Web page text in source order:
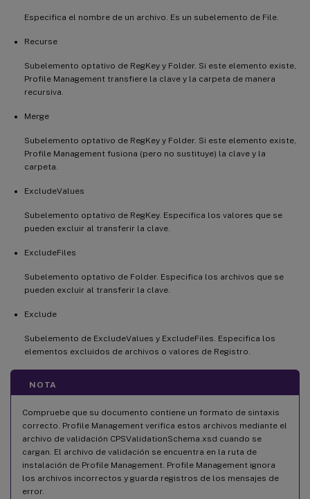
Especifica el nombre de un archivo. Es un subelemento de File.
Recurse
Subelemento optativo de RegKey y Folder. Si este elemento existe,
Profile Management transfiere la clave y la carpeta de manera
recursiva.
Merge
Subelemento optativo de RegKey y Folder. Si este elemento existe,
Profile Management fusiona (pero no sustituye) la clave y la
carpeta.
ExcludeValues
Subelemento optativo de RegKey. Especifica los valores que se
pueden excluir al transferir la clave.
ExcludeFiles
Subelemento optativo de Folder. Especifica los archivos que se
pueden excluir al transferir la clave.
Exclude
Subelemento de ExcludeValues y ExcludeFiles. Especifica los
elementos excluidos de archivos o valores de Registro.
NOTA
Compruebe que su documento contiene un formato de sintaxis
correcto. Profile Management verifica estos archivos mediante el
archivo de validación CPSValidationSchema.xsd cuando se
cargan. El archivo de validación se encuentra en la ruta de
instalación de Profile Management. Profile Management ignora
los archivos incorrectos y guarda registros de los mensajes de
error.